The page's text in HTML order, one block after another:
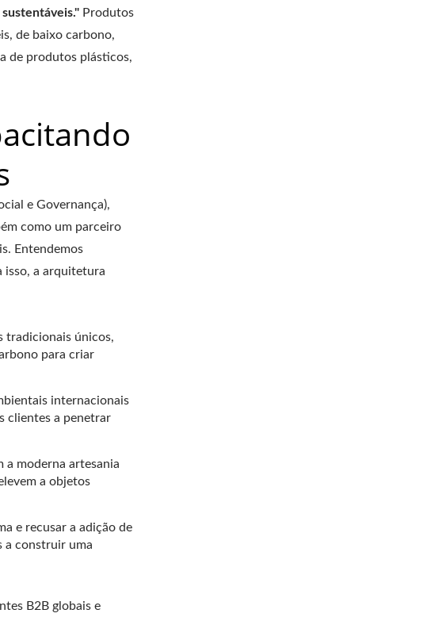
Produtos
de baixo carbono,
de produtos plásticos,
e Governança),
como um parceiro
Entendemos
isso, a arquitetura
tradicionais únicos,
para criar
internacionais
clientes a penetrar
a moderna artesania
a objetos
e recusar a adição de
a construir uma
B2B globais e